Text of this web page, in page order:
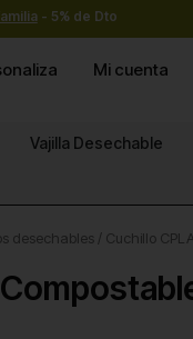
- 5% de Dto
Mi cuenta
Envases
Vajilla Desechable
desechables / Cuchillo